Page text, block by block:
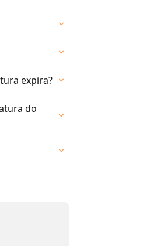
expira?
do